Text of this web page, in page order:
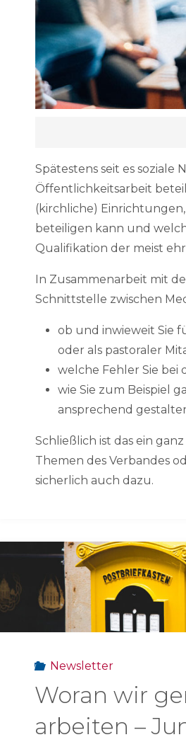
Spätestens seit es
Öffentlichkeitsarbeit
(kirchliche)
beteiligen kann und
Qualifikation der meist
In Zusammenarbeit mit
Schnittstelle zwischen
ob und inwieweit Sie
oder als pastoraler
welche Fehler Sie bei
wie Sie zum Beispiel
ansprechend
Schließlich ist das ein
Themen des Verbandes
sicherlich auch dazu.
Newsletter
Woran wir
arbeiten –